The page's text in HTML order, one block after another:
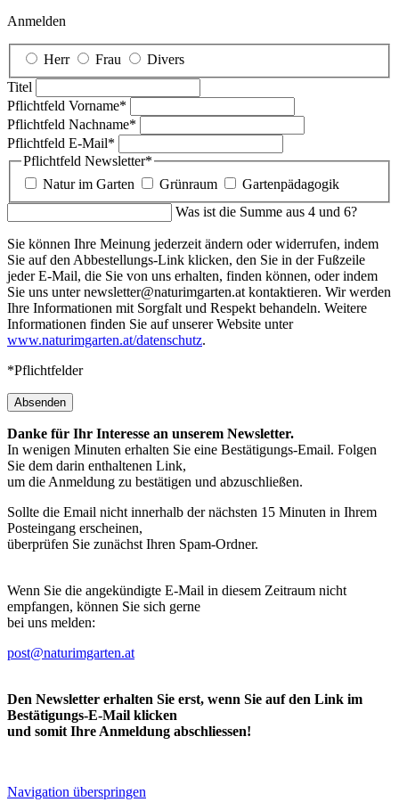
Anmelden
Herr Frau
Divers
Titel
Pflichtfeld Vorname*
Pflichtfeld Nachname*
Pflichtfeld E-Mail*
Pflichtfeld Newsletter*
Natur im Garten
Grünraum
Gartenpädagogik
Was ist die Summe aus 4 und 6?
Sie können Ihre Meinung jederzeit ändern oder widerrufen, indem
Sie auf den Abbestellungs-Link klicken, den Sie in der Fußzeile
jeder E-Mail, die Sie von uns erhalten, finden können, oder indem
Sie uns unter newsletter@naturimgarten.at kontaktieren. Wir werden
Ihre Informationen mit Sorgfalt und Respekt behandeln. Weitere
Informationen finden Sie auf unserer Website unter
www.naturimgarten.at/datenschutz.
*Pflichtfelder
Absenden
Danke für Ihr Interesse an unserem Newsletter.
In wenigen Minuten erhalten Sie eine Bestätigungs-Email. Folgen
Sie dem darin enthaltenen Link,
um die Anmeldung zu bestätigen und abzuschließen.
Sollte die Email nicht innerhalb der nächsten 15 Minuten in Ihrem
Posteingang erscheinen,
überprüfen Sie zunächst Ihren Spam-Ordner.
Wenn Sie die angekündigte E-Mail in diesem Zeitraum nicht
empfangen, können Sie sich gerne
bei uns melden:
post@naturimgarten.at
Den Newsletter erhalten Sie erst, wenn Sie auf den Link im
Bestätigungs-E-Mail klicken
und somit Ihre Anmeldung abschliessen!
Navigation überspringen